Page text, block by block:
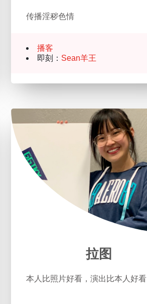
传播淫秽色情
播客
即刻： Sean羊王
拉图
本人比照片好看，演出比本人好看